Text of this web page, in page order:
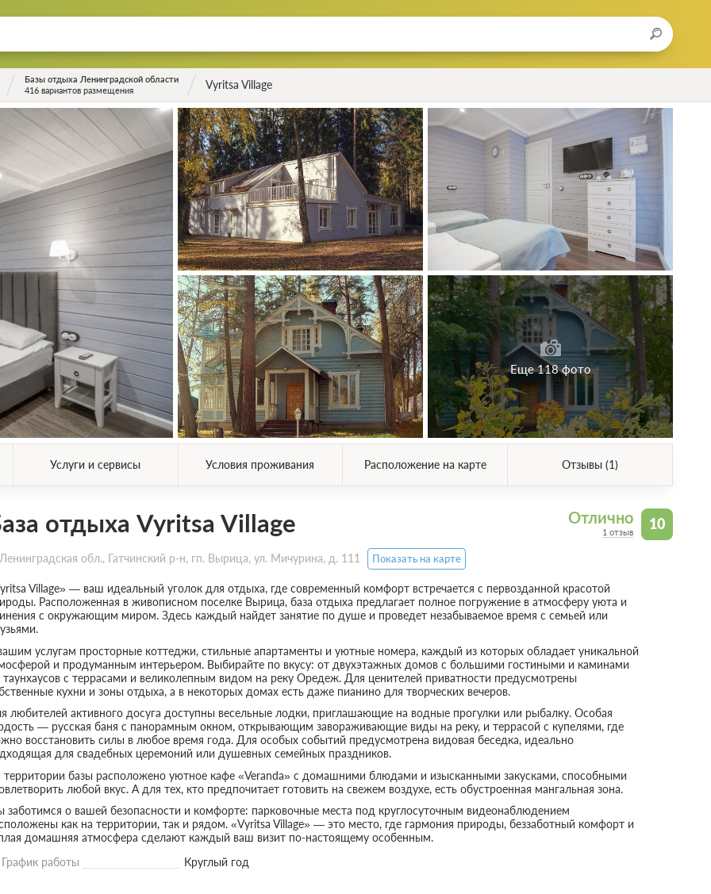
Базы отдыха Ленинградской области
416 вариантов размещения
Vyritsa Village
Еще 118 фото
Услуги и сервисы Условия проживания Расположение на карте Отзывы (1)
10
Отлично
1 отзыв
отдыха Vyritsa Village
обл., Гатчинский р-н, гп. Вырица, ул. Мичурина, д. 111 Показать на карте
Village» — ваш идеальный уголок для отдыха, где современный комфорт встречается с первозданной красотой
Расположенная в живописном поселке Вырица, база отдыха предлагает полное погружение в атмосферу уюта и
с окружающим миром. Здесь каждый найдет занятие по душе и проведет незабываемое время с семьей или
услугам просторные коттеджи, стильные апартаменты и уютные номера, каждый из которых обладает уникальной
и продуманным интерьером. Выбирайте по вкусу: от двухэтажных домов с большими гостиными и каминами
с террасами и великолепным видом на реку Оредеж. Для ценителей приватности предусмотрены
кухни и зоны отдыха, а в некоторых домах есть даже пианино для творческих вечеров.
любителей активного досуга доступны весельные лодки, приглашающие на водные прогулки или рыбалку. Особая
— русская баня с панорамным окном, открывающим завораживающие виды на реку, и террасой с купелями, где
восстановить силы в любое время года. Для особых событий предусмотрена видовая беседка, идеально
для свадебных церемоний или душевных семейных праздников.
базы расположено уютное кафе «Veranda» с домашними блюдами и изысканными закусками, способными
любой вкус. А для тех, кто предпочитает готовить на свежем воздухе, есть обустроенная мангальная зона.
о вашей безопасности и комфорте: парковочные места под круглосуточным видеонаблюдением
как на территории, так и рядом. «Vyritsa Village» — это место, где гармония природы, беззаботный комфорт и
домашняя атмосфера сделают каждый ваш визит по-настоящему особенным.
График работы
Круглый год